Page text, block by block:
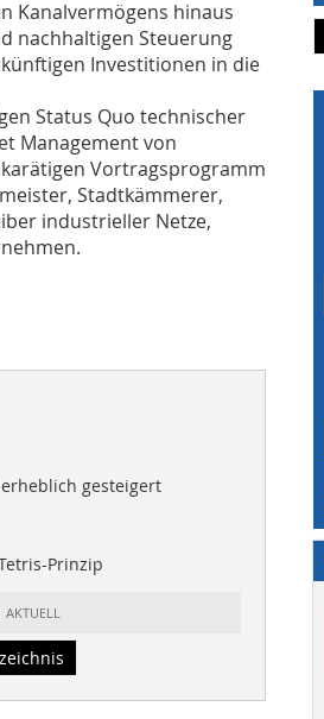
Kanalvermögens hinaus
nachhaltigen Steuerung
Investitionen in die
Status Quo technischer
Management von
Vortragsprogramm
Stadtkämmerer,
industrieller Netze,
gesteigert
Prinzip